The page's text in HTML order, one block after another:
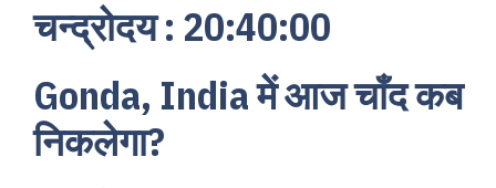
चन्द्रोदय : 20:40:00
Gonda, India में आज चाँद कब
निकलेगा?